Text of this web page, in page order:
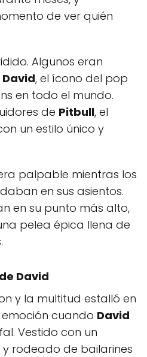
de ver quién
Algunos eran
David, el ícono del pop
en todo el mundo.
de Pitbull, el
un estilo único y
palpable mientras los
en sus asientos.
en su punto más alto,
pelea épica llena de
David
y la multitud estalló en
cuando David
Vestido con un
rodeado de bailarines